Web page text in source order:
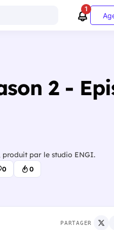
1
2 -
produit par le studio ENGI.
0 0
PARTAGER